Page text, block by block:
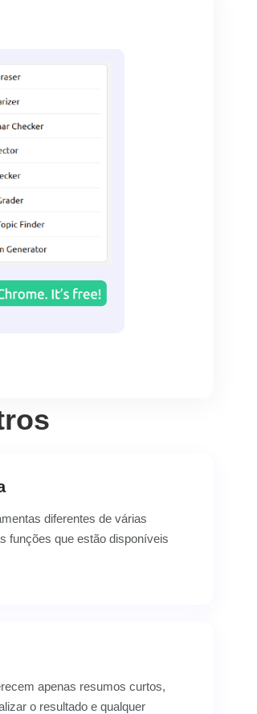
diferentes de várias
funções que estão disponíveis
apenas resumos curtos,
o resultado e qualquer